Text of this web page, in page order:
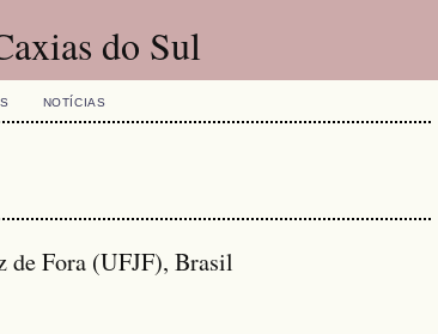
do Sul
NOTÍCIAS
de Fora (UFJF), Brasil